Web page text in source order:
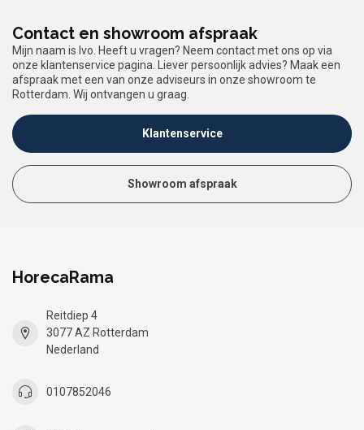
Contact en showroom afspraak
Mijn naam is Ivo. Heeft u vragen? Neem contact met ons op via
onze klantenservice pagina. Liever persoonlijk advies? Maak een
afspraak met een van onze adviseurs in onze showroom te
Rotterdam. Wij ontvangen u graag.
Klantenservice
Showroom afspraak
HorecaRama
Reitdiep 4
3077 AZ Rotterdam
Nederland
0107852046